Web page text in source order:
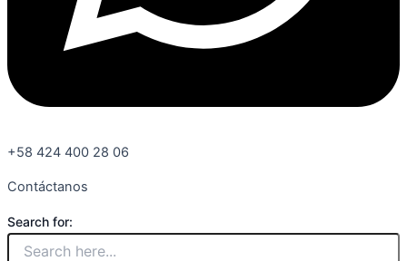
+58 424 400 28 06
Contáctanos
Search for: